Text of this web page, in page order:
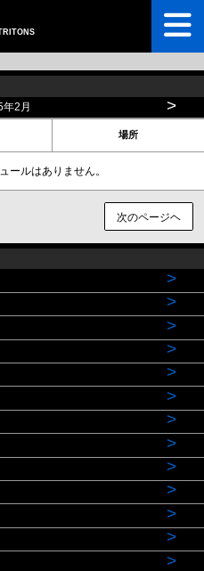
2月 >
場所
ールはありません。
次のページヘ
>
>
>
>
>
>
>
>
>
>
>
>
>